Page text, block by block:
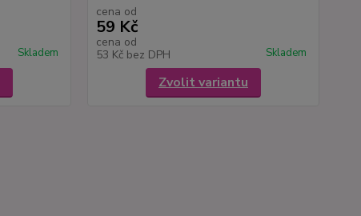
Skladem
cena od
59 Kč
cena od
53 Kč bez DPH Skladem
Zvolit variantu